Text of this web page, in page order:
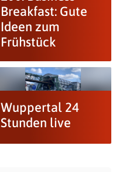
Breakfast: Gute
Ideen zum
Frühstück
Wuppertal 24
Stunden live